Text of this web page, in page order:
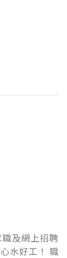
及網上招聘
水好工！ 職